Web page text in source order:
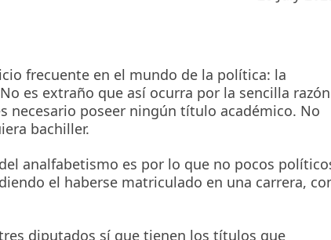
frecuente en el mundo de la política: la
es extraño que así ocurra por la sencilla razón
necesario poseer ningún título académico. No
bachiller.
analfabetismo es por lo que no pocos
el haberse matriculado en una carrera,
diputados sí que tienen los títulos que